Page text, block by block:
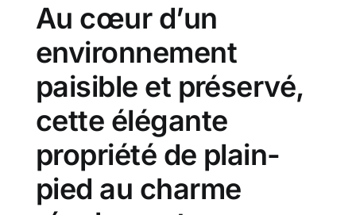
Au cœur d’un
environnement
paisible et préservé,
cette élégante
propriété de plain-
pied au charme